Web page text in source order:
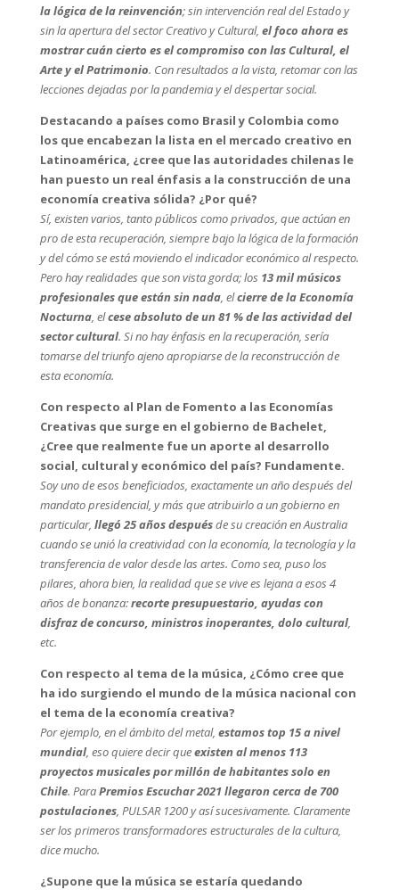
la lógica de la reinvención; sin intervención real del Estado y
sin la apertura del sector Creativo y Cultural, el foco ahora es
mostrar cuán cierto es el compromiso con las Cultural, el
Arte y el Patrimonio. Con resultados a la vista, retomar con las
lecciones dejadas por la pandemia y el despertar social.
Destacando a países como Brasil y Colombia como
los que encabezan la lista en el mercado creativo en
Latinoamérica, ¿cree que las autoridades chilenas le
han puesto un real énfasis a la construcción de una
economía creativa sólida? ¿Por qué?
Sí, existen varios, tanto públicos como privados, que actúan en
pro de esta recuperación, siempre bajo la lógica de la formación
y del cómo se está moviendo el indicador económico al respecto.
Pero hay realidades que son vista gorda; los 13 mil músicos
profesionales que están sin nada, elcierre de la Economía
Nocturna, elcese absoluto de un 81 % de las actividad del
sector cultural. Si no hay énfasis en la recuperación, sería
tomarse del triunfo ajeno apropiarse de la reconstrucción de
esta economía.
Con respecto al Plan de Fomento a las Economías
Creativas que surge en el gobierno de Bachelet,
¿Cree que realmente fue un aporte al desarrollo
social, cultural y económico del país? Fundamente.
Soy uno de esos beneficiados, exactamente un año después del
mandato presidencial, y más que atribuirlo a un gobierno en
particular, llegó 25 años despuésde su creación en Australia
cuando se unió la creatividad con la economía, la tecnología y la
transferencia de valor desde las artes. Como sea, puso los
pilares, ahora bien, la realidad que se vive es lejana a esos 4
años de bonanza:recorte presupuestario, ayudas con
disfraz de concurso, ministros inoperantes, dolo cultural,
etc.
Con respecto al tema de la música, ¿Cómo cree que
ha ido surgiendo el mundo de la música nacional con
el tema de la economía creativa?
Por ejemplo, en el ámbito del metal, estamos top 15 a nivel
mundial, eso quiere decir queexisten al menos 113
proyectos musicales por millón de habitantes solo en
Chile. ParaPremios Escuchar 2021 llegaron cerca de 700
postulaciones, PULSAR 1200 y así sucesivamente. Claramente
ser los primeros transformadores estructurales de la cultura,
dice mucho.
¿Supone que la música se estaría quedando